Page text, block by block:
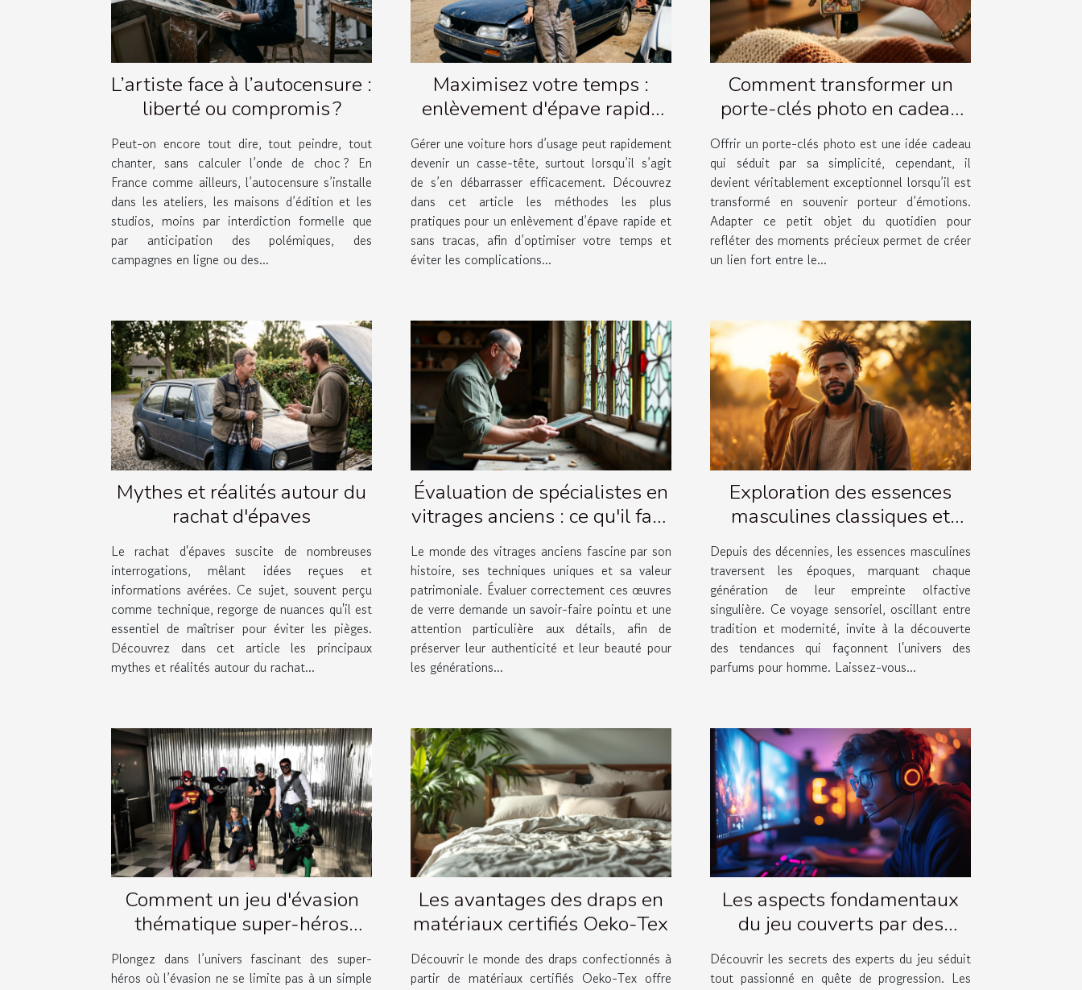
L’artiste face à l’autocensure :
liberté ou compromis ?
Peut-on encore tout dire, tout peindre, tout
chanter, sans calculer l’onde de choc ? En
France comme ailleurs, l’autocensure s’installe
dans les ateliers, les maisons d’édition et les
studios, moins par interdiction formelle que
par anticipation des polémiques, des
campagnes en ligne ou des...
Maximisez votre temps :
enlèvement d'épave rapide
et simple
Gérer une voiture hors d’usage peut rapidement
devenir un casse-tête, surtout lorsqu’il s’agit
de s’en débarrasser efficacement. Découvrez
dans cet article les méthodes les plus
pratiques pour un enlèvement d’épave rapide et
sans tracas, afin d’optimiser votre temps et
éviter les complications...
Comment transformer un
porte-clés photo en cadeau
émotionnel ?
Offrir un porte-clés photo est une idée cadeau
qui séduit par sa simplicité, cependant, il
devient véritablement exceptionnel lorsqu’il est
transformé en souvenir porteur d’émotions.
Adapter ce petit objet du quotidien pour
refléter des moments précieux permet de créer
un lien fort entre le...
Mythes et réalités autour du
rachat d'épaves
Le rachat d'épaves suscite de nombreuses
interrogations, mêlant idées reçues et
informations avérées. Ce sujet, souvent perçu
comme technique, regorge de nuances qu'il est
essentiel de maîtriser pour éviter les pièges.
Découvrez dans cet article les principaux
mythes et réalités autour du rachat...
Évaluation de spécialistes en
vitrages anciens : ce qu'il faut
savoir
Le monde des vitrages anciens fascine par son
histoire, ses techniques uniques et sa valeur
patrimoniale. Évaluer correctement ces œuvres
de verre demande un savoir-faire pointu et une
attention particulière aux détails, afin de
préserver leur authenticité et leur beauté pour
les générations...
Exploration des essences
masculines classiques et
leurs évolutions
Depuis des décennies, les essences masculines
traversent les époques, marquant chaque
génération de leur empreinte olfactive
singulière. Ce voyage sensoriel, oscillant entre
tradition et modernité, invite à la découverte
des tendances qui façonnent l'univers des
parfums pour homme. Laissez-vous...
Comment un jeu d'évasion
thématique super-héros
renforce la cohésion d'équipe
?
Plongez dans l’univers fascinant des super-
héros où l’évasion ne se limite pas à un simple
Les avantages des draps en
matériaux certifiés Oeko-Tex
Découvrir le monde des draps confectionnés à
partir de matériaux certifiés Oeko-Tex offre
Les aspects fondamentaux
du jeu couverts par des
vidéos d'experts
Découvrir les secrets des experts du jeu séduit
tout passionné en quête de progression. Les